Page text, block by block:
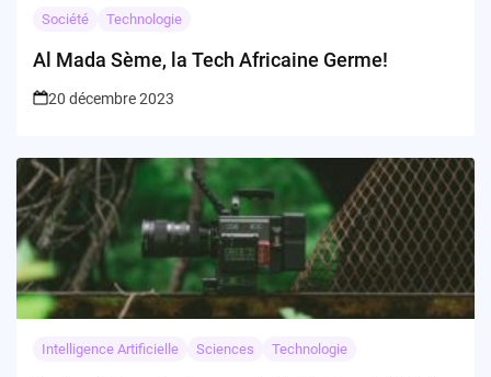
Société Technologie
Al Mada Sème, la Tech Africaine Germe!
20 décembre 2023
Intelligence Artificielle Sciences Technologie